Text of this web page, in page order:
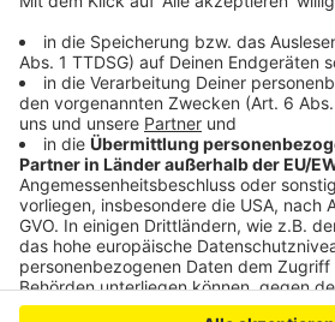
Anzeige
Anzeige
Anzeige